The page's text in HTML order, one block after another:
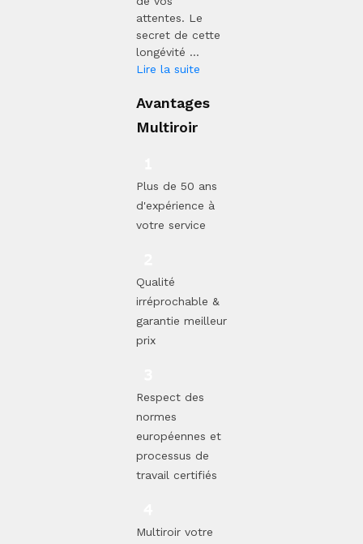
attentes. Le
secret de cette
longévité ...
Lire la suite
Avantages
Multiroir
Plus de 50 ans
d'expérience à
votre service
Qualité
irréprochable &
garantie meilleur
prix
Respect des
normes
européennes et
processus de
travail certifiés
Multiroir votre